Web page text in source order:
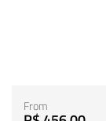
From